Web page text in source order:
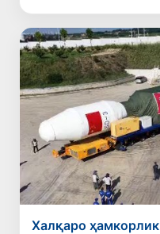
Халқаро ҳамкорлик